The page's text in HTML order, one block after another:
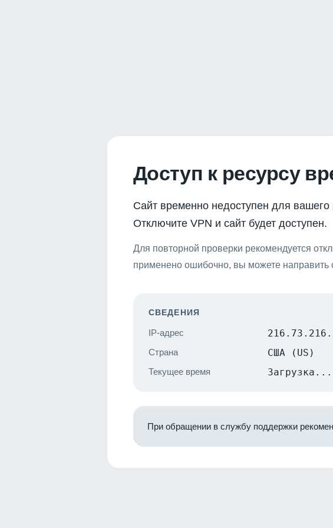
Доступ к ресурсу
Сайт временно недоступен для
Отключите VPN и сайт будет доступен.
Для повторной проверки рекомендуется
применено ошибочно, вы можете направить
СВЕДЕНИЯ
IP-адрес
Страна США (US)
Текущее время Загрузка...
При обращении в службу поддержки